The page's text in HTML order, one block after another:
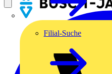
Filial-Suche